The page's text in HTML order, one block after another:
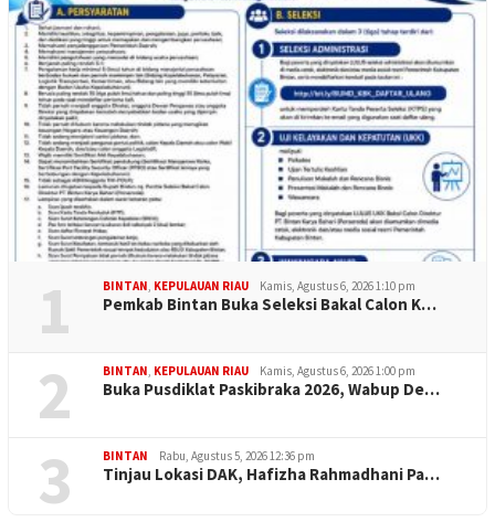
1 BINTAN, KEPULAUAN RIAU Kamis, Agustus 6, 2026 1:10 pm
Pemkab Bintan Buka Seleksi Bakal Calon K…
2 BINTAN, KEPULAUAN RIAU Kamis, Agustus 6, 2026 1:00 pm
Buka Pusdiklat Paskibraka 2026, Wabup De…
3 BINTAN Rabu, Agustus 5, 2026 12:36 pm
Tinjau Lokasi DAK, Hafizha Rahmadhani Pa…